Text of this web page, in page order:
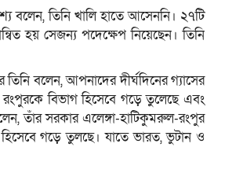
বলেন, তিনি খালি হাতে আসেননি। ২৭টি
হয় সেজন্য পদেক্ষেপ নিয়েছেন। তিনি
বলেন, আপনাদের দীর্ঘদিনের গ্যাসের
বিভাগ হিসেবে গড়ে তুলেছে এবং
তাঁর সরকার এলেঙ্গা-হাটিকুমরুল-রংপুর
গড়ে তুলছে। যাতে ভারত, ভুটান ও